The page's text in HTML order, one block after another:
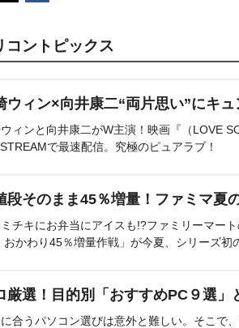
コントピックス
ウィン×向井康二“両片思い”にキュ
ィンと向井康二がW主演！映画『（LOVE
で最速配信。究極のピュアラブ！
段そのまま45％増量！ファミマ夏
チキにお弁当にアイスも!?ファミリーマー
おかわり45％増量作戦」が今夏、シリーズ初
厳選！目的別「おすすめPC９選」
合うパソコン選びは意外と難しい。そこで